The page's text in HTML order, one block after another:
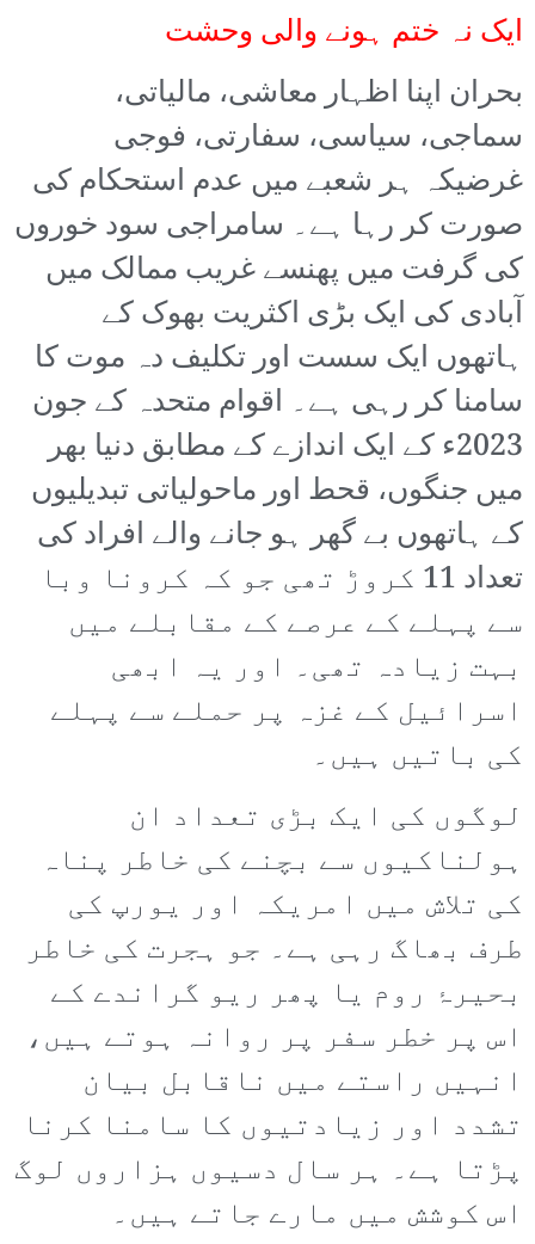
ایک نہ ختم ہونے والی وحشت
بحران اپنا اظہار معاشی، مالیاتی،
سماجی، سیاسی، سفارتی، فوجی
غرضیکہ ہر شعبے میں عدم استحکام کی
صورت کر رہا ہے۔ سامراجی سود خوروں
کی گرفت میں پھنسے غریب ممالک میں
آبادی کی ایک بڑی اکثریت بھوک کے
ہاتھوں ایک سست اور تکلیف دہ موت کا
سامنا کر رہی ہے۔ اقوام متحدہ کے جون
2023ء کے ایک اندازے کے مطابق دنیا بھر
میں جنگوں، قحط اور ماحولیاتی تبدیلیوں
کے ہاتھوں بے گھر ہو جانے والے افراد کی
تعداد 11 کروڑ تھی جو کہ کرونا وبا
سے پہلے کے عرصے کے مقابلے میں
بہت زیادہ تھی۔ اور یہ ابھی
اسرائیل کے غزہ پر حملے سے پہلے
کی باتیں ہیں۔
لوگوں کی ایک بڑی تعداد ان
ہولناکیوں سے بچنے کی خاطر پناہ
کی تلاش میں امریکہ اور یورپ کی
طرف بھاگ رہی ہے۔ جو ہجرت کی خاطر
بحیرۂ روم یا پھر ریو گراندے کے
اس پر خطر سفر پر روانہ ہوتے ہیں،
انہیں راستے میں ناقابل بیان
تشدد اور زیادتیوں کا سامنا کرنا
پڑتا ہے۔ ہر سال دسیوں ہزاروں لوگ
اس کوشش میں مارے جاتے ہیں۔